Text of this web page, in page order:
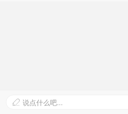
 说点什么吧...